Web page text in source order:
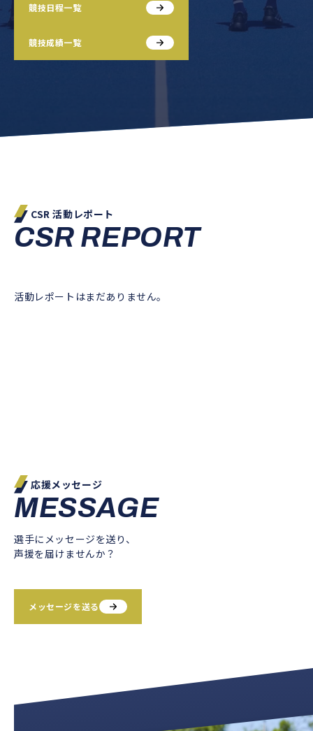
競技日程一覧
競技成績一覧
CSR 活動レポート
CSR REPORT
活動レポートはまだありません。
応援メッセージ
MESSAGE
選手にメッセージを送り、
声援を届けませんか？
メッセージを送る